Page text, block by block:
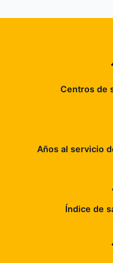
Centros de
Años al servicio
Índice de